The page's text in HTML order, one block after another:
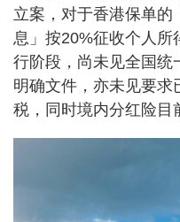
立案，对于香港保单的
息」按20%征收个人所
行阶段，尚未见全国统
明确文件，亦未见要
税，同时境内分红险目